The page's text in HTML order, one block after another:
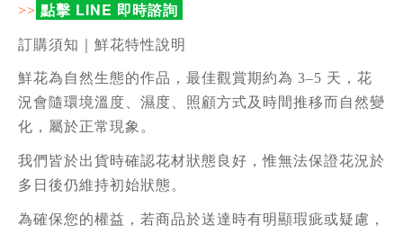
>> 點擊 LINE 即時諮詢
訂購須知｜鮮花特性說明
鮮花為自然生態的作品，最佳觀賞期約為 3–5 天，花
況會隨環境溫度、濕度、照顧方式及時間推移而自然變
化，屬於正常現象。
我們皆於出貨時確認花材狀態良好，惟無法保證花況於
多日後仍維持初始狀態。
為確保您的權益，若商品於送達時有明顯瑕疵或疑慮，